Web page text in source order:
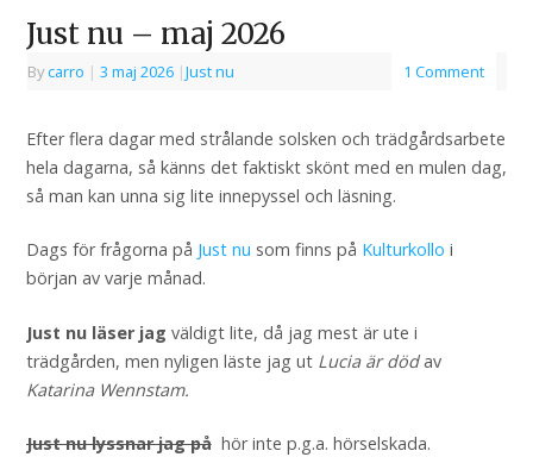
Just nu – maj 2026
Bycarro | 3 maj 2026 |Just nu 1 Comment
Efter flera dagar med strålande solsken och trädgårdsarbete
hela dagarna, så känns det faktiskt skönt med en mulen dag,
så man kan unna sig lite innepyssel och läsning.
Dags för frågorna på Just nu som finns på Kulturkollo i
början av varje månad.
Just nu läser jag väldigt lite, då jag mest är ute i
trädgården, men nyligen läste jag ut Lucia är dödav
Katarina Wennstam.
Just nu lyssnar jag påhör inte p.g.a. hörselskada.